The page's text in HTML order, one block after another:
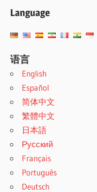
Language
语言
English
Español
简体中文
繁體中文
日本語
Русский
Français
Português
Deutsch